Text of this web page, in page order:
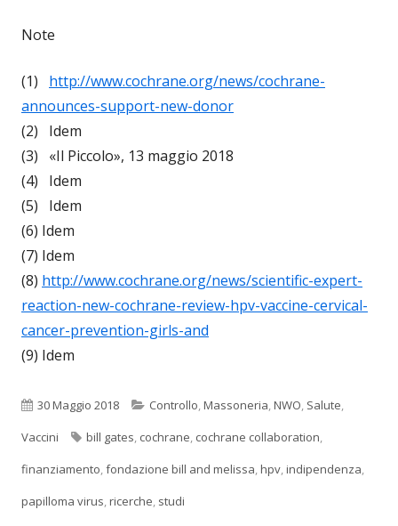
Note
(1) http://www.cochrane.org/news/cochrane-
announces-support-new-donor
(2) Idem
(3) «Il Piccolo», 13 maggio 2018
(4) Idem
(5) Idem
(6) Idem
(7) Idem
(8) http://www.cochrane.org/news/scientific-expert-
reaction-new-cochrane-review-hpv-vaccine-cervical-
cancer-prevention-girls-and
(9) Idem
Pubblicato
30 Maggio 2018 Categorie
Controllo,Massoneria,NWO, Salute,
Vaccini
Tag
bill gates, cochrane, cochrane collaboration,
finanziamento,fondazione bill and melissa,hpv,indipendenza,
papilloma virus,ricerche, studi